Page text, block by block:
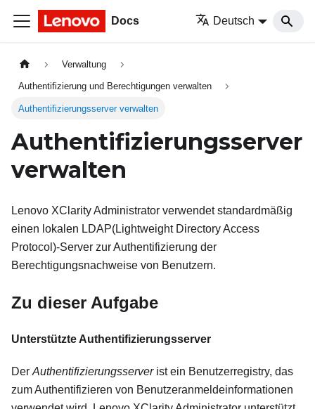
Docs Deutsch
Verwaltung
Authentifizierung und Berechtigungen verwalten
Authentifizierungsserver verwalten
Authentifizierungsserver
verwalten
Lenovo XClarity Administrator verwendet standardmäßig
einen lokalen LDAP(Lightweight Directory Access
Protocol)-Server zur Authentifizierung der
Berechtigungsnachweise von Benutzern.
Zu dieser Aufgabe
Unterstützte Authentifizierungsserver
DerAuthentifizierungsserverist ein Benutzerregistry, das
zum Authentifizieren von Benutzeranmeldeinformationen